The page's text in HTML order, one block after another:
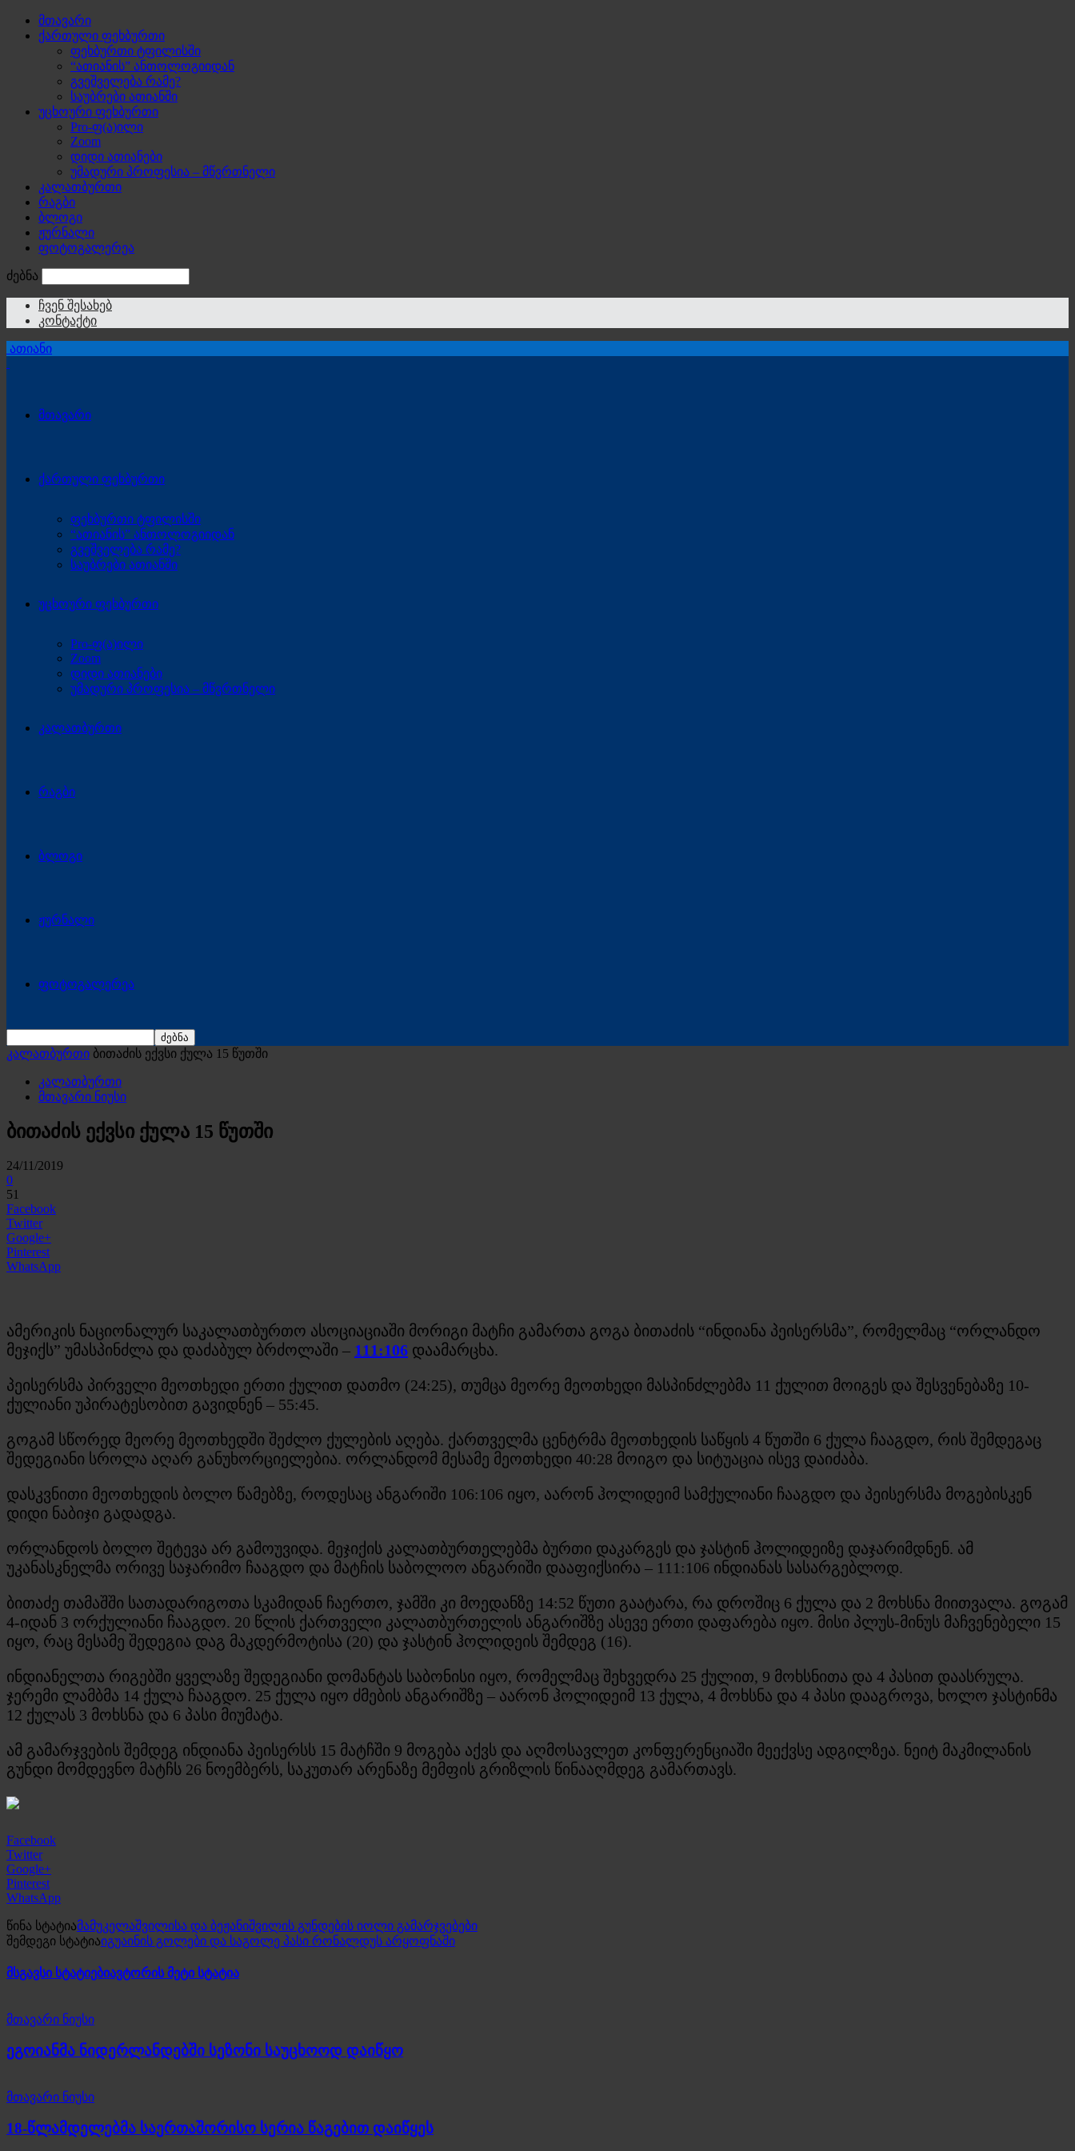
მთავარი
ქართული ფეხბურთი
ფეხბურთი ტფილისში
“ათიანის” ანთოლოგიიდან
გვეშველება რამე?
საუბრები ათიანში
უცხოური ფეხბურთი
Pro-ფ(ა)ილი
Zoom
დიდი ათიანები
უმადური პროფესია – მწვრთნელი
კალათბურთი
რაგბი
ბლოგი
ჟურნალი
ფოტოგალერეა
ძებნა
ჩვენ შესახებ
კონტაქტი
ათიანი
მთავარი
ქართული ფეხბურთი
ფეხბურთი ტფილისში
“ათიანის” ანთოლოგიიდან
გვეშველება რამე?
საუბრები ათიანში
უცხოური ფეხბურთი
Pro-ფ(ა)ილი
Zoom
დიდი ათიანები
უმადური პროფესია – მწვრთნელი
კალათბურთი
რაგბი
ბლოგი
ჟურნალი
ფოტოგალერეა
კალათბურთი ბითაძის ექვსი ქულა 15 წუთში
კალათბურთი
მთავარი ნიუსი
ბითაძის ექვსი ქულა 15 წუთში
24/11/2019
0
51
Facebook
Twitter
Google+
Pinterest
WhatsApp
ამერიკის ნაციონალურ საკალათბურთო ასოციაციაში მორიგი მატჩი გამართა გოგა ბითაძის “ინდიანა პეისერსმა”, რომელმაც “ორლანდო
მეჯიქს” უმასპინძლა და დაძაბულ ბრძოლაში – 111:106 დაამარცხა.
პეისერსმა პირველი მეოთხედი ერთი ქულით დათმო (24:25), თუმცა მეორე მეოთხედი მასპინძლებმა 11 ქულით მოიგეს და შესვენებაზე 10-
ქულიანი უპირატესობით გავიდნენ – 55:45.
გოგამ სწორედ მეორე მეოთხედში შეძლო ქულების აღება. ქართველმა ცენტრმა მეოთხედის საწყის 4 წუთში 6 ქულა ჩააგდო, რის შემდეგაც
შედეგიანი სროლა აღარ განუხორციელებია. ორლანდომ მესამე მეოთხედი 40:28 მოიგო და სიტუაცია ისევ დაიძაბა.
დასკვნითი მეოთხედის ბოლო წამებზე, როდესაც ანგარიში 106:106 იყო, აარონ ჰოლიდეიმ სამქულიანი ჩააგდო და პეისერსმა მოგებისკენ
დიდი ნაბიჯი გადადგა.
ორლანდოს ბოლო შეტევა არ გამოუვიდა. მეჯიქის კალათბურთელებმა ბურთი დაკარგეს და ჯასტინ ჰოლიდეიზე დაჯარიმდნენ. ამ
უკანასკნელმა ორივე საჯარიმო ჩააგდო და მატჩის საბოლოო ანგარიში დააფიქსირა – 111:106 ინდიანას სასარგებლოდ.
ბითაძე თამაშში სათადარიგოთა სკამიდან ჩაერთო, ჯამში კი მოედანზე 14:52 წუთი გაატარა, რა დროშიც 6 ქულა და 2 მოხსნა მიითვალა. გოგამ
4-იდან 3 ორქულიანი ჩააგდო. 20 წლის ქართველი კალათბურთელის ანგარიშზე ასევე ერთი დაფარება იყო. მისი პლუს-მინუს მაჩვენებელი 15
იყო, რაც მესამე შედეგია დაგ მაკდერმოტისა (20) და ჯასტინ ჰოლიდეის შემდეგ (16).
ინდიანელთა რიგებში ყველაზე შედეგიანი დომანტას საბონისი იყო, რომელმაც შეხვედრა 25 ქულით, 9 მოხსნითა და 4 პასით დაასრულა.
ჯერემი ლამბმა 14 ქულა ჩააგდო. 25 ქულა იყო ძმების ანგარიშზე – აარონ ჰოლიდეიმ 13 ქულა, 4 მოხსნა და 4 პასი დააგროვა, ხოლო ჯასტინმა
12 ქულას 3 მოხსნა და 6 პასი მიუმატა.
ამ გამარჯვების შემდეგ ინდიანა პეისერსს 15 მატჩში 9 მოგება აქვს და აღმოსავლეთ კონფერენციაში მეექვსე ადგილზეა. ნეიტ მაკმილანის
გუნდი მომდევნო მატჩს 26 ნოემბერს, საკუთარ არენაზე მემფის გრიზლის წინააღმდეგ გამართავს.
Facebook
Twitter
Google+
Pinterest
WhatsApp
წინა სტატიამამუკელაშვილისა და ბეჟანიშვილის გუნდების იოლი გამარჯვებები
შემდეგი სტატიაიგუაინის გოლები და საგოლე პასი რონალდუს არყოფნაში
მსგავსი სტატიებიავტორის მეტი სტატია
მთავარი ნიუსი
ეგოიანმა ნიდერლანდებში სეზონი საუცხოოდ დაიწყო
მთავარი ნიუსი
18-წლამდელებმა საერთაშორისო სერია წაგებით დაიწყეს